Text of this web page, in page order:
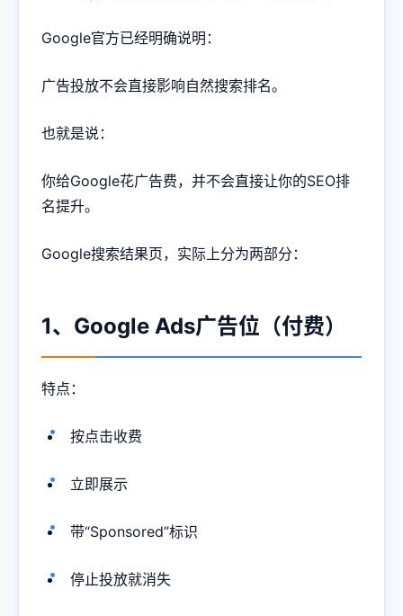
Google官方已经明确说明：
广告投放不会直接影响自然搜索排名。
也就是说：
你给Google花广告费，并不会直接让你的SEO排
名提升。
Google搜索结果页，实际上分为两部分：
1、Google Ads广告位（付费）
特点：
按点击收费
立即展示
带“Sponsored”标识
停止投放就消失